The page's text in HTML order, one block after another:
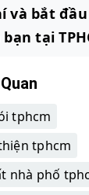
và bắt
tại
tphcm
tphcm
nhà phố